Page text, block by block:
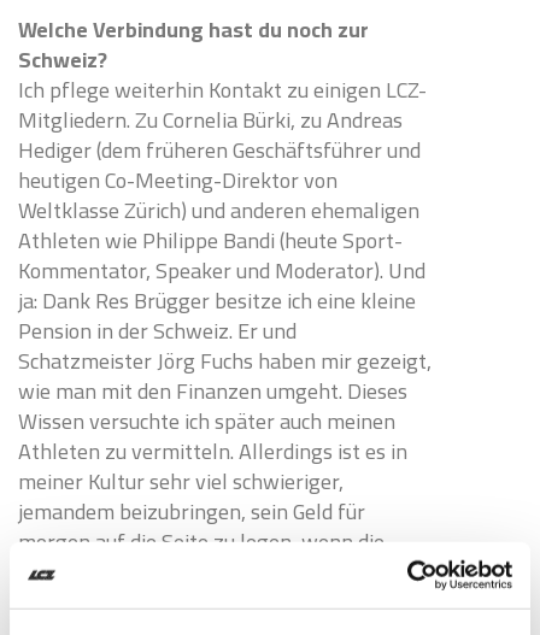
Welche Verbindung hast du noch zur
Schweiz?
Ich pflege weiterhin Kontakt zu einigen LCZ-
Mitgliedern. Zu Cornelia Bürki, zu Andreas
Hediger (dem früheren Geschäftsführer und
heutigen Co-Meeting-Direktor von
Weltklasse Zürich) und anderen ehemaligen
Athleten wie Philippe Bandi (heute Sport-
Kommentator, Speaker und Moderator). Und
ja: Dank Res Brügger besitze ich eine kleine
Pension in der Schweiz. Er und
Schatzmeister Jörg Fuchs haben mir gezeigt,
wie man mit den Finanzen umgeht. Dieses
Wissen versuchte ich später auch meinen
Athleten zu vermitteln. Allerdings ist es in
meiner Kultur sehr viel schwieriger,
jemandem beizubringen, sein Geld für
morgen auf die Seite zu legen, wenn die
Familie oder der Nachbar die Unterstützung
schon heute braucht.